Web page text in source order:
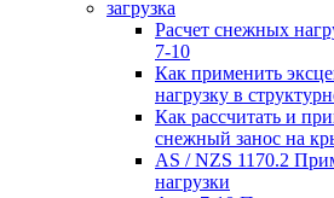
загрузка
Расчет снежных
7-10
Как применить
нагрузку в
Как рассчитать и
снежный занос на
AS / NZS 1170.2
нагрузки